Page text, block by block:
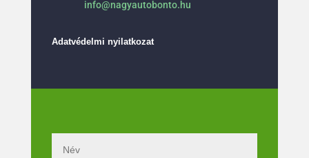
info@nagyautobonto.hu
Adatvédelmi nyilatkozat